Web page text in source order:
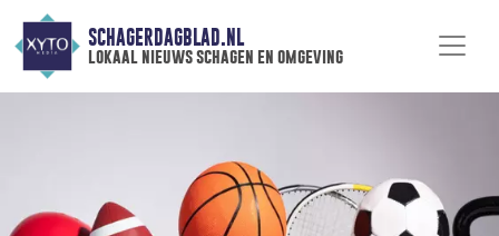
SCHAGERDAGBLAD.NL
lokaal nieuws schagen en omgeving